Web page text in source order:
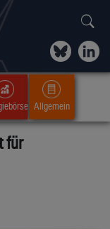
Allgemein
für